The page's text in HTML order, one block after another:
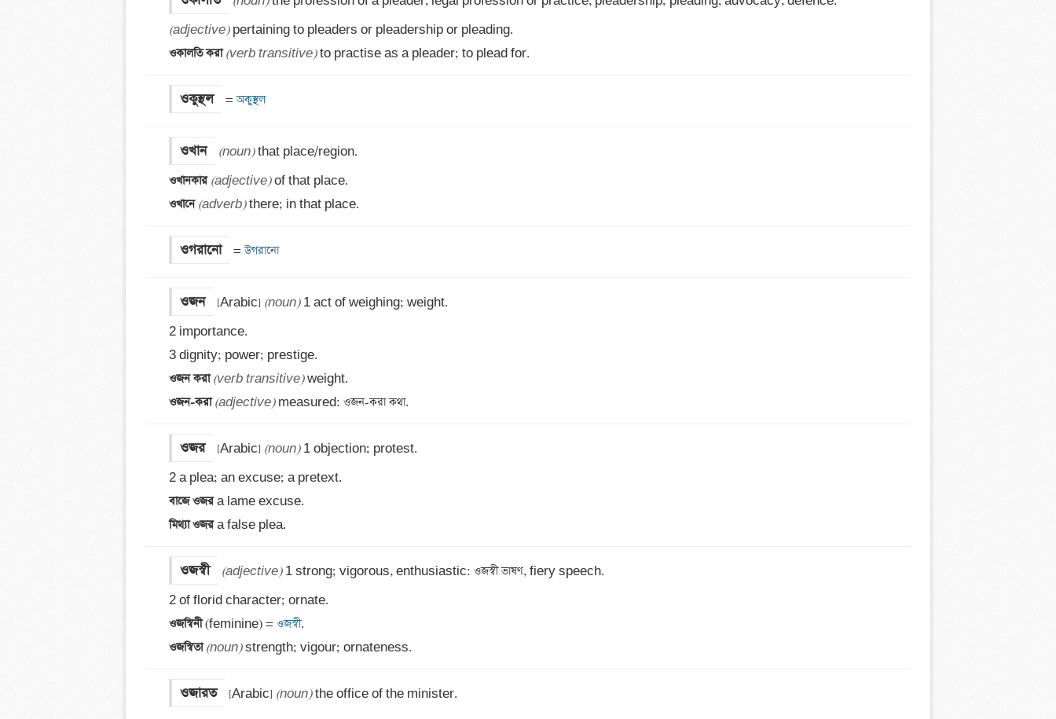
(adjective)
ওকালতি করা (verb transitive) to practise as a pleader; to plead for.
ওকুস্থল = অকুস্থল
ওখান (noun)
ওখানকার (adjective)
ওখানে (adverb) there; in that place.
ওগরানো = উগরানো
ওজন [Arabic] (noun) 1 act of weighing; weight.
2 importance.
ওজন করা (verb transitive)
ওজন-করা (adjective) measured: ওজন-করা কথা.
ওজর [Arabic] (noun) 1 objection; protest.
বাজে ওজর
মিথ্যা ওজর a false plea.
ওজস্বী (adjective) 1 strong; vigorous, enthusiastic: ওজস্বী ভাষণ, fiery speech.
ওজস্বিনী (feminine) = ওজস্বী
ওজস্বিতা (noun) strength; vigour; ornateness.
ওজারত [Arabic] (noun) the office of the minister.